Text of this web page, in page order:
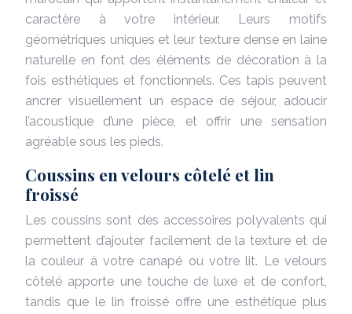
caractère à votre intérieur. Leurs motifs
géométriques uniques et leur texture dense en laine
naturelle en font des éléments de décoration à la
fois esthétiques et fonctionnels. Ces tapis peuvent
ancrer visuellement un espace de séjour, adoucir
l’acoustique d’une pièce, et offrir une sensation
agréable sous les pieds.
Coussins en velours côtelé et lin
froissé
Les coussins sont des accessoires polyvalents qui
permettent d’ajouter facilement de la texture et de
la couleur à votre canapé ou votre lit. Le velours
côtelé apporte une touche de luxe et de confort,
tandis que le lin froissé offre une esthétique plus